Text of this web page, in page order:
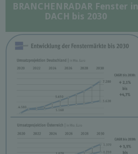
BRANCHENRADAR Fenster in
DACH bis 2030